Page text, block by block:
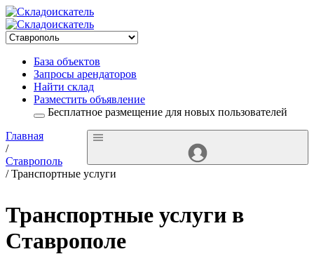
База объектов
Запросы арендаторов
Найти склад
Разместить объявление
Бесплатное размещение для новых пользователей
Главная
/
Ставрополь
/ Транспортные услуги
Транспортные услуги в
Ставрополе